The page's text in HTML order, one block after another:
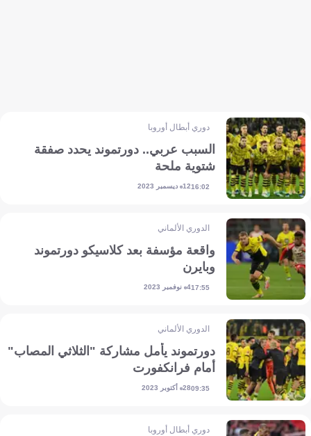
دوري أبطال أوروبا
السبب عربي.. دورتموند يحدد صفقة
شتوية ملحة
16:0212 ديسمبر 2023
الدوري الألماني
واقعة مؤسفة بعد كلاسيكو دورتموند
وبايرن
17:554 نوفمبر 2023
الدوري الألماني
دورتموند يأمل مشاركة "الثلاثي المصاب"
أمام فرانكفورت
09:3528 أكتوبر 2023
دوري أبطال أوروبا